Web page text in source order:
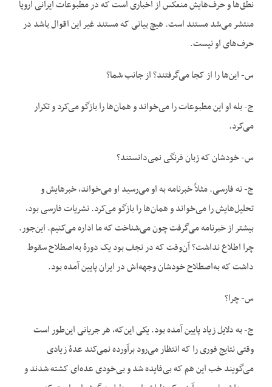
نطق‌ها و حرف‌هایش منعکس از اخباری است که در مطبوعات ایرانی اروپا
منتشر می‌شد مستند است. هیچ بیانی که مستند غیر این اقوال باشد در
حرف‌های او نیست.
س- این‌ها را از کجا می‌گرفتند؟ از جانب شما؟
ج- بله او این مطبوعات را می‌خواند و همان‌ها را بازگو می‌کرد و تکرار
می‌کرد.
س- خودشان که زبان فرنگی نمی‌دانستند؟
ج- نه فارسی. مثلاً خبرنامه به او می‌رسید او می‌خواند، خبرهایش و
تحلیل‌هایش را می‌خواند و همان‌ها را بازگو می‌کرد. نشریات فارسی بود،
بیشتر از خبرنامه می‌گرفت چون می‌شناخت که ما اداره می‌کنیم. این‌جور.
چرا اطلاع نداشت؟ آن‌وقت که در نجف بود یک دورۀ به‌اصطلاح سقوط
داشت که به‌اصطلاح خودشان وجهه‌اش در ایران پایین آمده بود.
س- چرا؟
ج- به دلایل زیاد پایین آمده بود. یکی این‌که، هر جریانی این‌طور است
وقتی نتایج فوری را که انتظار می‌رود برآورده نمی‌کند عدۀ زیادی
می‌گویند خب این هم که بی‌فایده شد و بی‌خودی عده‌ای کشته شدند و